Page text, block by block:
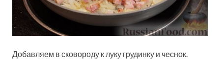
Добавляем в сковороду к луку грудинку и чеснок.